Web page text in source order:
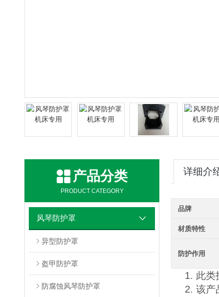
产品分类
PRODUCT CATEGORY
风琴防护罩
异型防护罩
盔甲防护罩
防腐蚀风琴防护罩
详细介
品牌
材质特性
防护作用
1. 此类
2. 该产